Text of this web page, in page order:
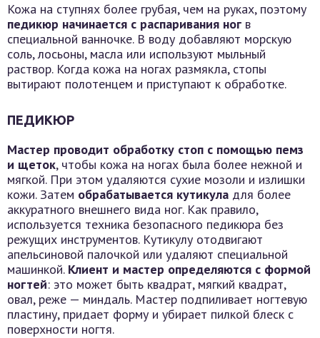
Кожа на ступнях более грубая, чем на руках, поэтому
педикюр начинается с распаривания ног в
специальной ванночке. В воду добавляют морскую
соль, лосьоны, масла или используют мыльный
раствор. Когда кожа на ногах размякла, стопы
вытирают полотенцем и приступают к обработке.
ПЕДИКЮР
Мастер проводит обработку стоп с помощью пемз
и щеток, чтобы кожа на ногах была более нежной и
мягкой. При этом удаляются сухие мозоли и излишки
кожи. Затем обрабатывается кутикула для более
аккуратного внешнего вида ног. Как правило,
используется техника безопасного педикюра без
режущих инструментов. Кутикулу отодвигают
апельсиновой палочкой или удаляют специальной
машинкой. Клиент и мастер определяются с формой
ногтей: это может быть квадрат, мягкий квадрат,
овал, реже — миндаль. Мастер подпиливает ногтевую
пластину, придает форму и убирает пилкой блеск с
поверхности ногтя.